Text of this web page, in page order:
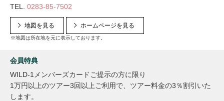
TEL. 0283-85-7502
地図を見る
※地図は所在地を元に表示しております。
ホームページを見る
会員特典
WILD-1メンバーズカードご提示の方に限り
1万円以上のツアー3回以上ご利用で、ツアー料金の3％割引いた
します。